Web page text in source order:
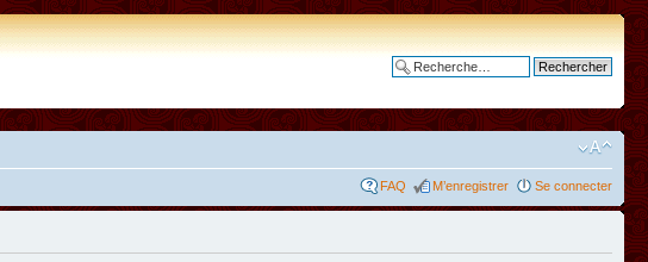
FAQ M’enregistrer Se connecter